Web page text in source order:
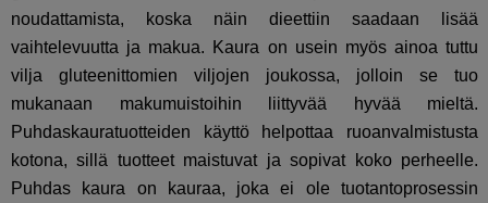
noudattamista, koska näin dieettiin saadaan lisää
vaihtelevuutta ja makua. Kaura on usein myös ainoa tuttu
vilja gluteenittomien viljojen joukossa, jolloin se tuo
mukanaan makumuistoihin liittyvää hyvää mieltä.
Puhdaskauratuotteiden käyttö helpottaa ruoanvalmistusta
kotona, sillä tuotteet maistuvat ja sopivat koko perheelle.
Puhdas kaura on kauraa, joka ei ole tuotantoprosessin